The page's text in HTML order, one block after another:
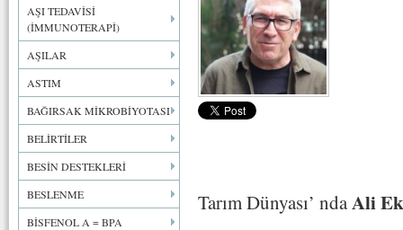
AŞI TEDAVİSİ
(İMMUNOTERAPİ)
AŞILAR
ASTIM
BAĞIRSAK MİKROBİYOTASI
BELİRTİLER
BESİN DESTEKLERİ
BESLENME
BİSFENOL A = BPA
Tarım Dünyası’ ndaAli